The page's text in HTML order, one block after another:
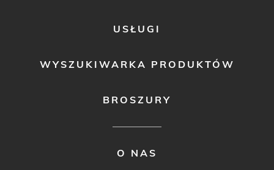
USŁUGI
WYSZUKIWARKA PRODUKTÓW
BROSZURY
O NAS